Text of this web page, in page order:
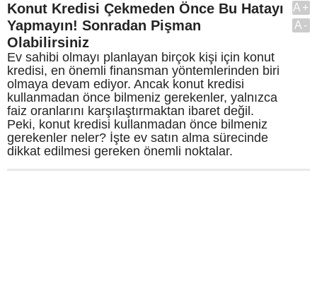
Konut Kredisi Çekmeden Önce Bu Hatayı
Yapmayın! Sonradan Pişman
Olabilirsiniz
Ev sahibi olmayı planlayan birçok kişi için konut
kredisi, en önemli finansman yöntemlerinden biri
olmaya devam ediyor. Ancak konut kredisi
kullanmadan önce bilmeniz gerekenler, yalnızca
faiz oranlarını karşılaştırmaktan ibaret değil.
Peki, konut kredisi kullanmadan önce bilmeniz
gerekenler neler? İşte ev satın alma sürecinde
dikkat edilmesi gereken önemli noktalar.
A+
A-